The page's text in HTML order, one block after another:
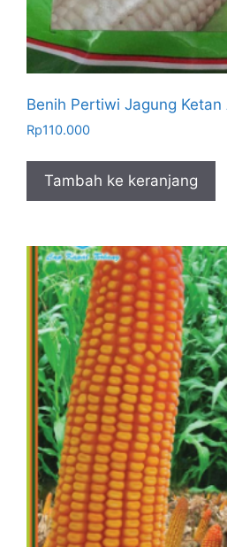
Benih Pertiwi Jagung Ketan
Rp110.000
Tambah ke keranjang